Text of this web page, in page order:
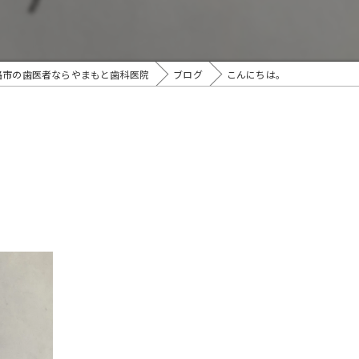
の歯医者ならやまもと歯科医院 ブログ こんにちは。